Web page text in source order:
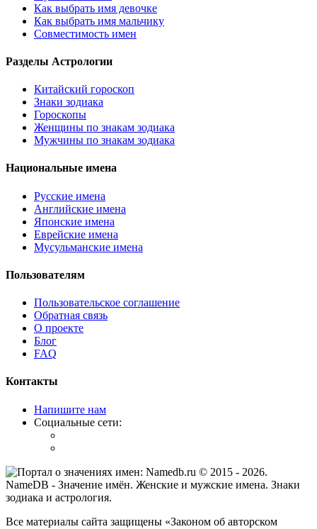
Как выбрать имя девочке
Как выбрать имя мальчику
Совместимость имен
Разделы Астрологии
Китайский гороскоп
Знаки зодиака
Гороскопы
Женщины по знакам зодиака
Мужчины по знакам зодиака
Национальные имена
Русские имена
Английские имена
Японские имена
Еврейские имена
Мусульманские имена
Пользователям
Пользовательское соглашение
Обратная связь
О проекте
Блог
FAQ
Контакты
Напишите нам
Социальные сети:
© 2015 - 2026.
NameDB - Значение имён. Женские и мужские имена. Знаки
зодиака и астрология.
Все материалы сайта защищены «Законом об авторском